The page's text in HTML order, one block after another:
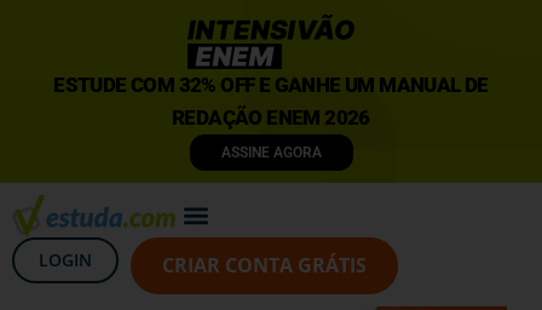
ESTUDE COM 32% OFF E GANHE UM MANUAL DE
REDAÇÃO ENEM 2026
ASSINE AGORA
LOGIN CRIAR CONTA GRÁTIS